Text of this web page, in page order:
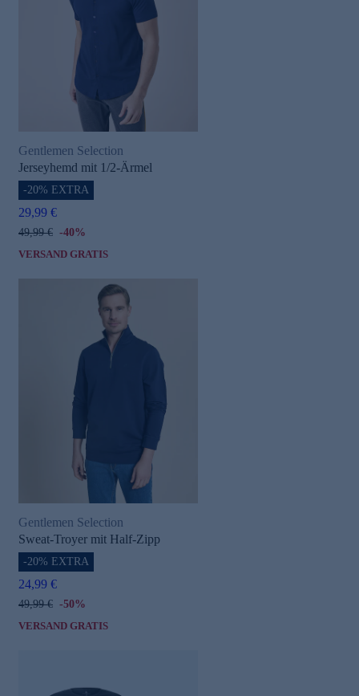
Gentlemen Selection
Jerseyhemd mit 1/2-Ärmel
-20% EXTRA
29,99 €
49,99 € -40%
VERSAND GRATIS
Gentlemen Selection
Sweat-Troyer mit Half-Zipp
-20% EXTRA
24,99 €
49,99 € -50%
VERSAND GRATIS